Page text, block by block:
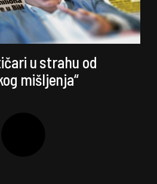
u strahu od
mišljenja“